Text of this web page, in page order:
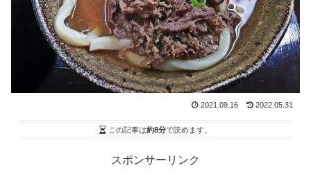
2021.09.16 2022.05.31
この記事は約8分で読めます。
スポンサーリンク